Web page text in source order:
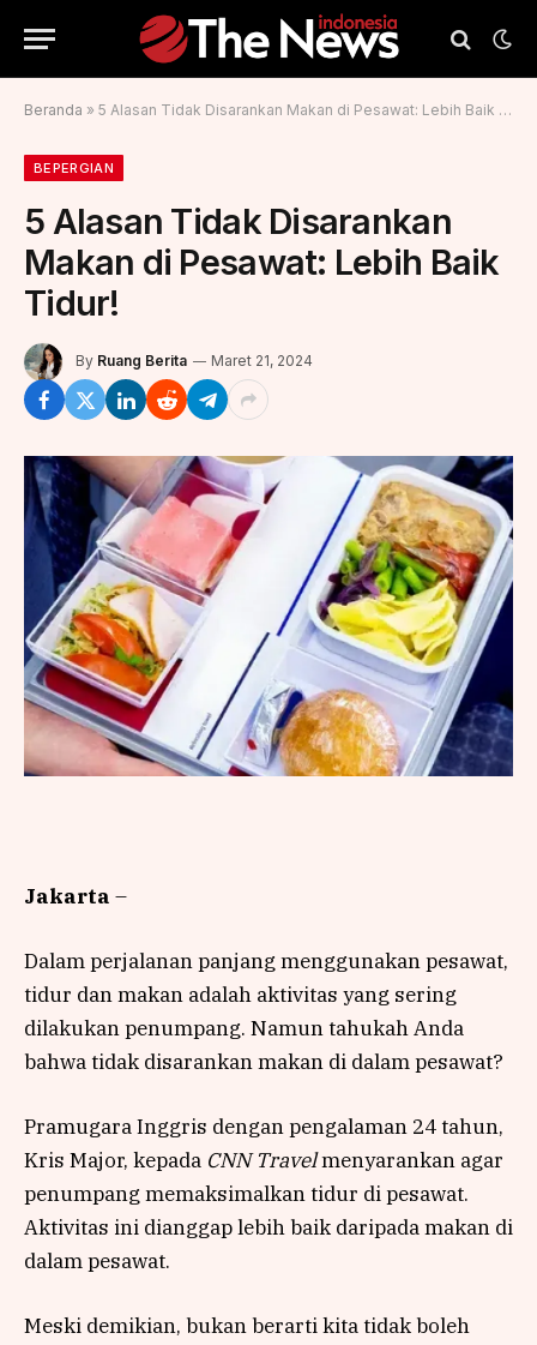
Beranda » 5 Alasan Tidak Disarankan Makan di Pesawat: Lebih Baik Tidur!
BEPERGIAN
5 Alasan Tidak Disarankan
Makan di Pesawat: Lebih Baik
Tidur!
By Ruang Berita Maret 21, 2024
Jakarta –
Dalam perjalanan panjang menggunakan pesawat,
tidur dan makan adalah aktivitas yang sering
dilakukan penumpang. Namun tahukah Anda
bahwa tidak disarankan makan di dalam pesawat?
Pramugara Inggris dengan pengalaman 24 tahun,
Kris Major, kepada CNN Travelmenyarankan agar
penumpang memaksimalkan tidur di pesawat.
Aktivitas ini dianggap lebih baik daripada makan di
dalam pesawat.
Meski demikian, bukan berarti kita tidak boleh